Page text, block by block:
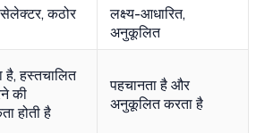
सेलेक्टर, कठोर
लक्ष्य-आधारित,
अनुकूलित
है, हस्तचालित
की
होती है
पहचानता है और
अनुकूलित करता है